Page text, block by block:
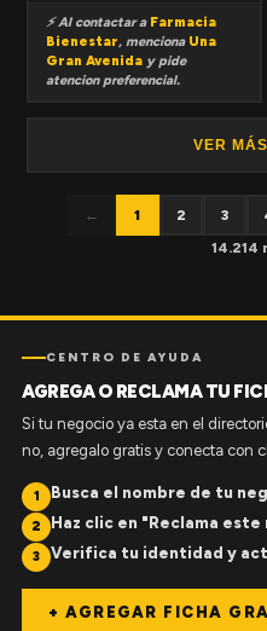
⚡ Al contactar a Farmacia
Bienestar, menciona Una
Gran Avenida y pide
atencion preferencial.
VER
← 1 2 3
14.214
CENTRO DE AYUDA
AGREGA O RECLAMA TU
Si tu negocio ya esta en el
no, agregalo gratis y conecta con
1 Busca el nombre de tu
2 Haz clic en "Reclama
3 Verifica tu identidad y
+ AGREGAR FICHA